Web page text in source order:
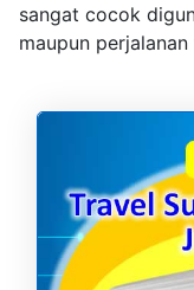
sangat cocok
maupun